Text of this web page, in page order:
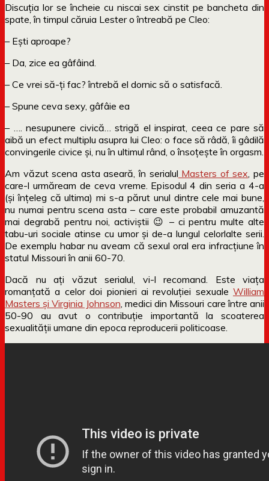
Discuția lor se încheie cu niscai sex cinstit pe bancheta din
spate, în timpul căruia Lester o întreabă pe Cleo:
– Ești aproape?
– Da, zice ea gâfâind.
– Ce vrei să-ți fac? întrebă el dornic să o satisfacă.
– Spune ceva sexy, gâfâie ea
– …. nesupunere civică… strigă el inspirat, ceea ce pare să
aibă un efect multiplu asupra lui Cleo: o face să râdă, îi gâdilă
convingerile civice și, nu în ultimul rând, o însoțește în orgasm.
Am văzut scena asta aseară, în serialul Masters of sex , pe
care-l urmăream de ceva vreme. Episodul 4 din seria a 4-a
(și înțeleg că ultima) mi s-a părut unul dintre cele mai bune,
nu numai pentru scena asta – care este probabil amuzantă
mai degrabă pentru noi, activiștii 😉 – ci pentru multe alte
tabu-uri sociale atinse cu umor și de-a lungul celorlalte serii.
De exemplu habar nu aveam că sexul oral era infracțiune în
statul Missouri în anii 60-70.
Dacă nu ați văzut serialul, vi-l recomand. Este viața
romanțată a celor doi pionieri ai revoluției sexuale William
Masters și Virginia Johnson , medici din Missouri care între anii
50-90 au avut o contribuție importantă la scoaterea
sexualității umane din epoca reproducerii politicoase.